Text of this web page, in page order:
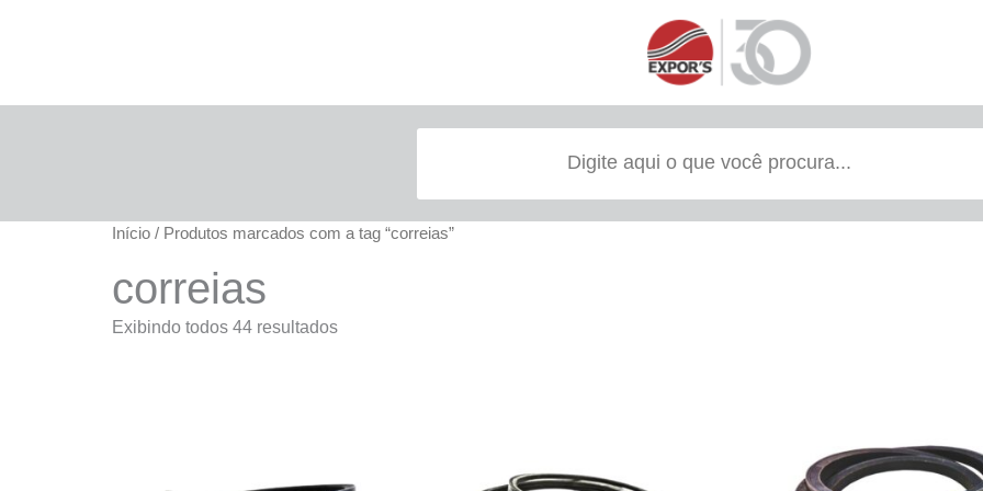
Início / Produtos marcados com a tag “correias”
correias
Exibindo todos 44 resultados